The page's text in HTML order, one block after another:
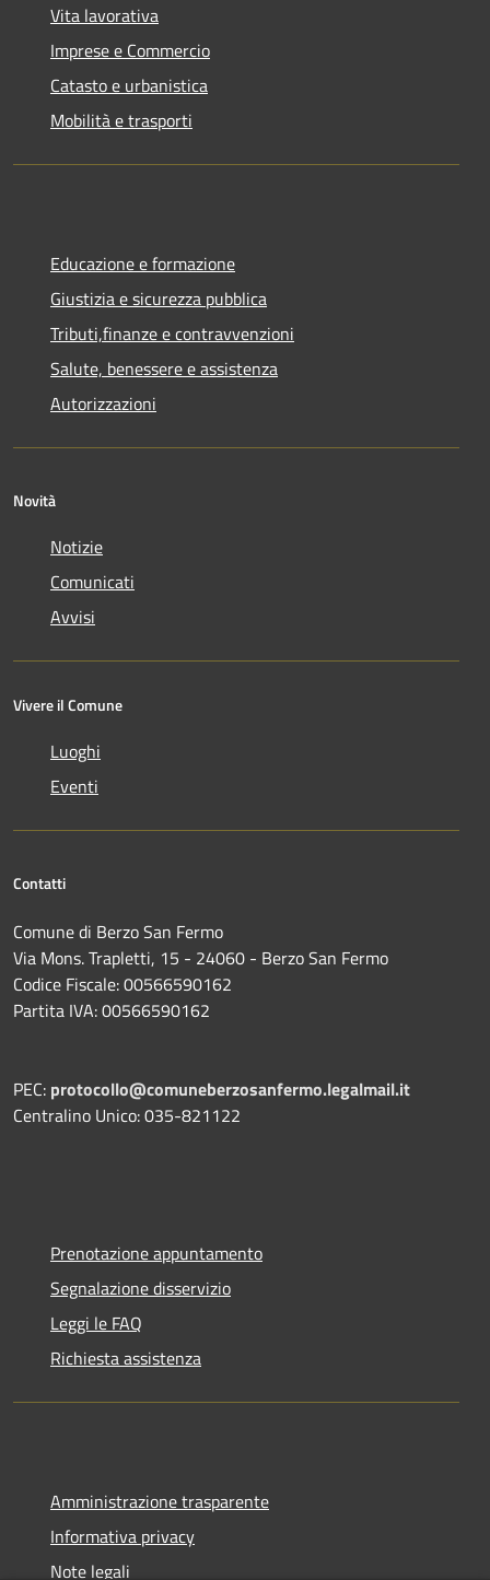
Vita lavorativa
Imprese e Commercio
Catasto e urbanistica
Mobilità e trasporti
Educazione e formazione
Giustizia e sicurezza pubblica
Tributi,finanze e contravvenzioni
Salute, benessere e assistenza
Autorizzazioni
Novità
Notizie
Comunicati
Avvisi
Vivere il Comune
Luoghi
Eventi
Contatti
Comune di Berzo San Fermo
Via Mons. Trapletti, 15 - 24060 - Berzo San Fermo
Codice Fiscale: 00566590162
Partita IVA: 00566590162
PEC: protocollo@comuneberzosanfermo.legalmail.it
Centralino Unico: 035-821122
Prenotazione appuntamento
Segnalazione disservizio
Leggi le FAQ
Richiesta assistenza
Amministrazione trasparente
Informativa privacy
Note legali